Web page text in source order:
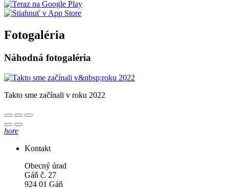
Fotogaléria
Náhodná fotogaléria
Takto sme začínali v roku 2022
hore
Kontakt
Obecný úrad
Gáň č. 27
924 01 Gáň